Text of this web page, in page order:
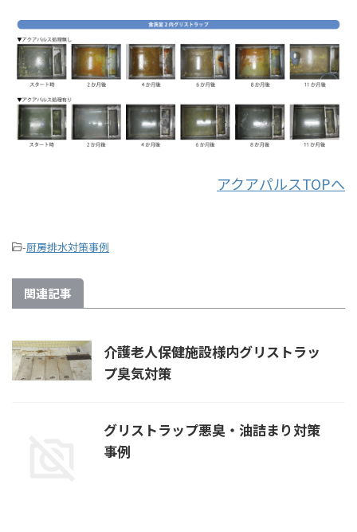
アクアパルスTOPへ
-厨房排水対策事例
関連記事
介護老人保健施設様内グリストラッ
プ臭気対策
グリストラップ悪臭・油詰まり対策
事例